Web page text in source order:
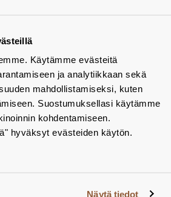
Käytämme evästeitä
ja analytiikkaan sekä
mahdollistamiseksi, kuten
Suostumuksellasi käytämme
kohdentamiseen.
hyväksyt evästeiden käytön.
Näytä tiedot
mielellämme